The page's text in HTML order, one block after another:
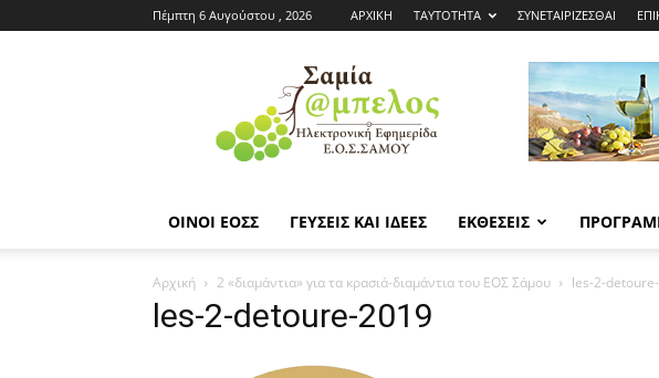
Πέμπτη 6 Αυγούστου , 2026 ΑΡΧΙΚΗ ΤΑΥΤΟΤΗΤΑ ΣΥΝΕΤΑΙΡΙΖΕΣΘΑΙ
Εφημερίδα
ΕΟΣΣ
|
Σαμία
ΟΙΝΟΙ ΕΟΣΣ ΓΕΥΣΕΙΣ ΚΑΙ ΙΔΕΕΣ ΕΚΘΕΣΕΙΣ
Αρχική 2 «διαμάντια» για τα κρασιά-διαμάντια του ΕΟΣ Σάμου les-2-
les-2-detoure-2019